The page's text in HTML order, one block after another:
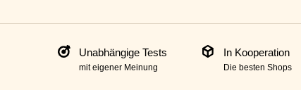
Unabhängige Tests
mit eigener Meinung
In Kooperation
Die besten Shops